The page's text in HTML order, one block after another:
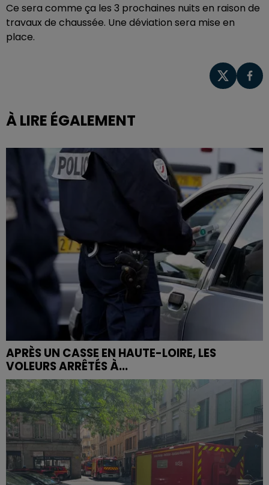
Ce sera comme ça les 3 prochaines nuits en raison de
travaux de chaussée. Une déviation sera mise en
place.
À LIRE ÉGALEMENT
APRÈS UN CASSE EN HAUTE-LOIRE, LES
VOLEURS ARRÊTÉS À...